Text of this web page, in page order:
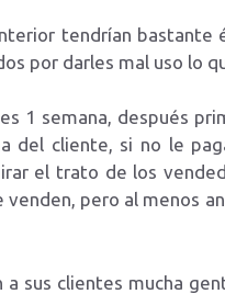
tendrían
por darles mal uso lo
1 semana, después
del cliente, si no le
el trato de los
pero al menos
sus clientes mucha